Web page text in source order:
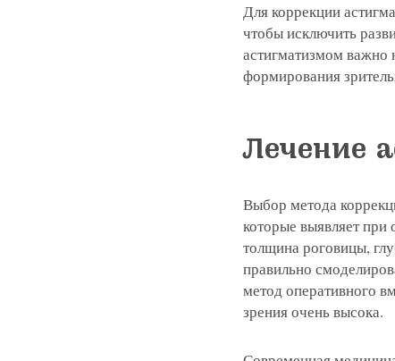
Для коррекции
чтобы исключить
астигматизмом важно
формирования
Лечение
Выбор метода
которые выявляет при
толщина роговицы,
правильно
метод оперативного
зрения очень высока.
Яндекс
Нажимая на кнопку
Я соглашаюсь на получение
политикой конфиденциальности
Консультация и прием
+7 991 098-
Нажимая на кнопку
Я соглашаюсь на получение
Нажимая на кнопку
Я соглашаюсь на получение
Нажимая на кнопку
Я соглашаюсь на получение
Нажимая на кнопку
Я соглашаюсь на получение
политикой конфиденциальности